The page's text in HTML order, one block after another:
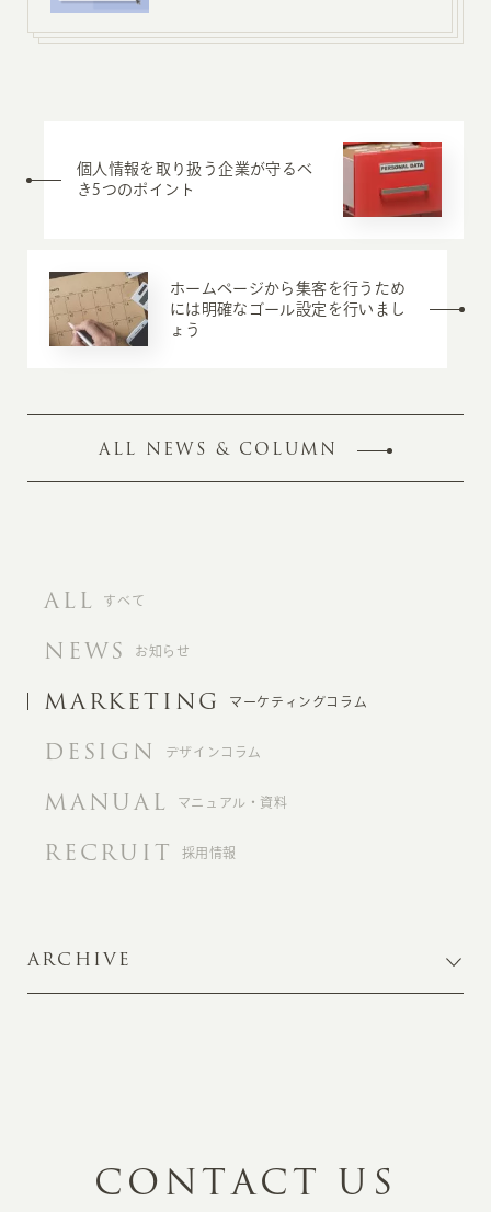
個人情報を取り扱う企業が守るべ
き5つのポイント
ホームページから集客を行うため
には明確なゴール設定を行いまし
ょう
ALL NEWS & COLUMN
ALL すべて
NEWS お知らせ
MARKETING マーケティングコラム
DESIGN デザインコラム
MANUAL マニュアル・資料
RECRUIT 採用情報
ARCHIVE
CONTACT US